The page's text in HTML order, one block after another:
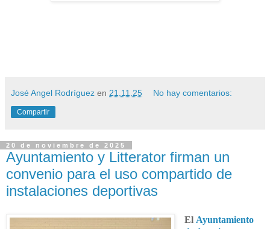
José Angel Rodríguez en 21.11.25 No hay comentarios:
Compartir
20 de noviembre de 2025
Ayuntamiento y Litterator firman un
convenio para el uso compartido de
instalaciones deportivas
El Ayuntamiento